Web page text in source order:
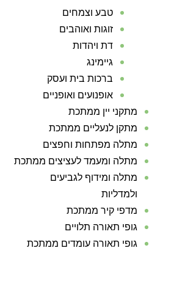
טבע וצמחים
זוגות ואוהבים
דת ויהדות
גיימינג
ברכות בית ועסק
אופנועים ואופניים
מתקני יין ממתכת
מתקן לנעליים ממתכת
מתלה מפתחות וחפצים
מתלה ומעמד לעציצים ממתכת
מתלה ומידוף לגביעים
ולמדליות
מדפי קיר ממתכת
גופי תאורה תלויים
גופי תאורה עומדים ממתכת